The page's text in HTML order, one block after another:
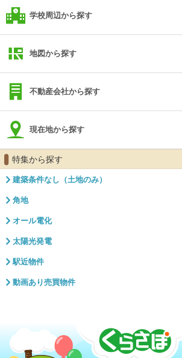
学校周辺から探す
地図から探す
不動産会社から探す
現在地から探す
特集から探す
建築条件なし（土地のみ）
角地
オール電化
太陽光発電
駅近物件
動画あり売買物件